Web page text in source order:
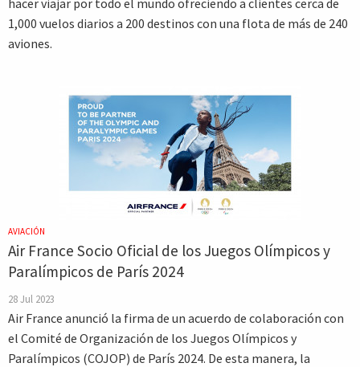
hacer viajar por todo el mundo ofreciendo a clientes cerca de
1,000 vuelos diarios a 200 destinos con una flota de más de 240
aviones.
AVIACIÓN
Air France Socio Oficial de los Juegos Olímpicos y
Paralímpicos de París 2024
28 Jul 2023
Air France anunció la firma de un acuerdo de colaboración con
el Comité de Organización de los Juegos Olímpicos y
Paralímpicos (COJOP) de París 2024. De esta manera, la